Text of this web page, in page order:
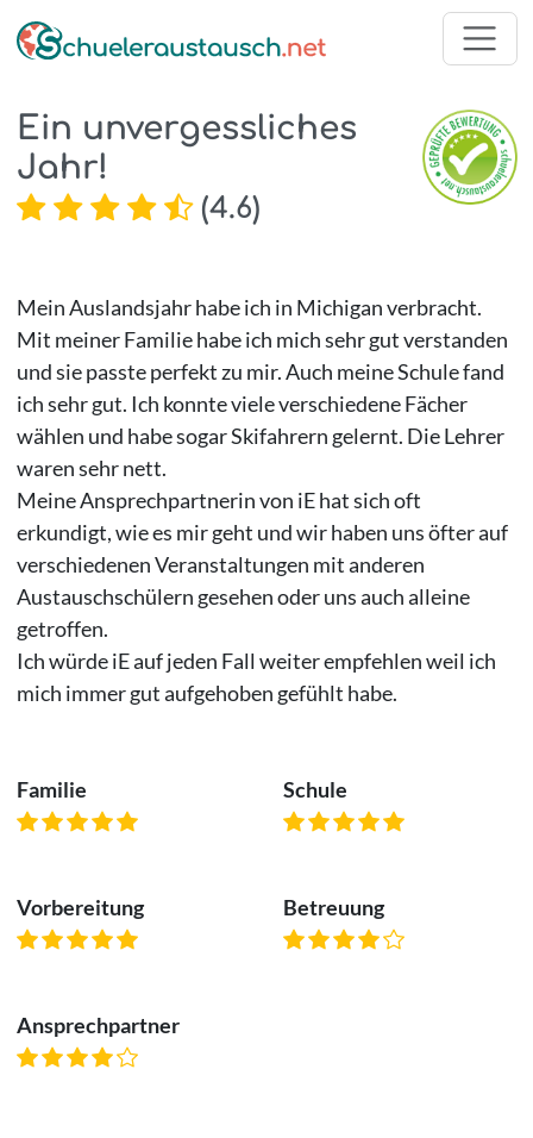
Ein unvergessliches
Jahr!
(4.6)
Mein Auslandsjahr habe ich in Michigan verbracht.
Mit meiner Familie habe ich mich sehr gut verstanden
und sie passte perfekt zu mir. Auch meine Schule fand
ich sehr gut. Ich konnte viele verschiedene Fächer
wählen und habe sogar Skifahrern gelernt. Die Lehrer
waren sehr nett.
Meine Ansprechpartnerin von iE hat sich oft
erkundigt, wie es mir geht und wir haben uns öfter auf
verschiedenen Veranstaltungen mit anderen
Austauschschülern gesehen oder uns auch alleine
getroffen.
Ich würde iE auf jeden Fall weiter empfehlen weil ich
mich immer gut aufgehoben gefühlt habe.
Familie Schule
Vorbereitung Betreuung
Ansprechpartner